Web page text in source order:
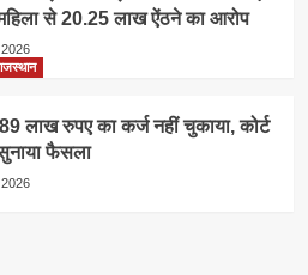
से 20.25 लाख ऐंठने का आरोप
लाख रुपए का कर्ज नहीं चुकाया, कोर्ट
फैसला